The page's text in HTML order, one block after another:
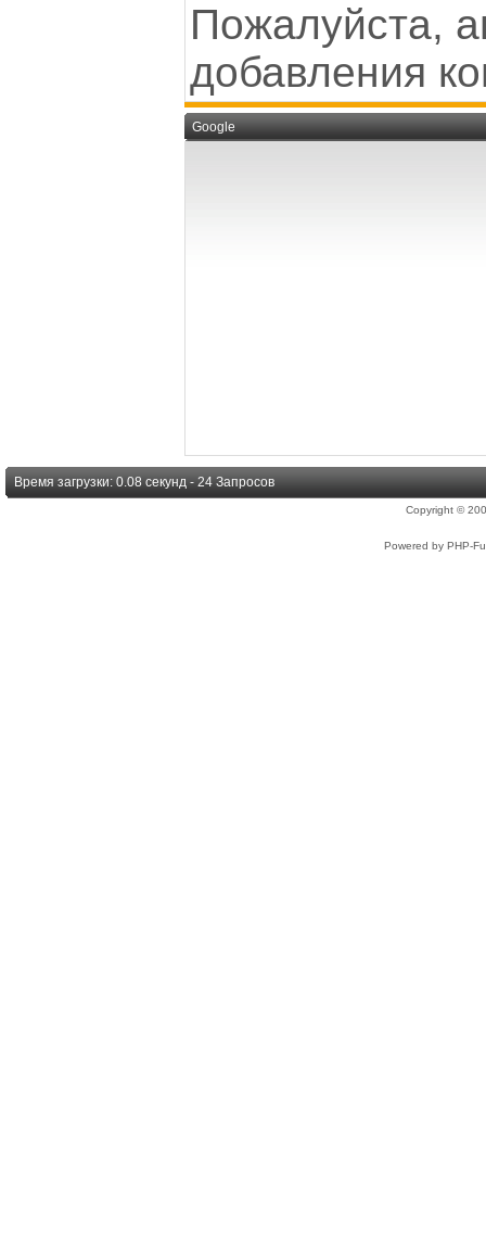
Пожалуйста,
добавления
Google
Время загрузки: 0.08 секунд - 24 Запросов
Copyright ©
Powered by PHP-